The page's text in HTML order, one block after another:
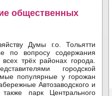
общественных
Думы г.о. Тольятти
по вопросу содержания
трёх районах города.
городской
популярные у горожан
Автозаводского и
парк Центрального